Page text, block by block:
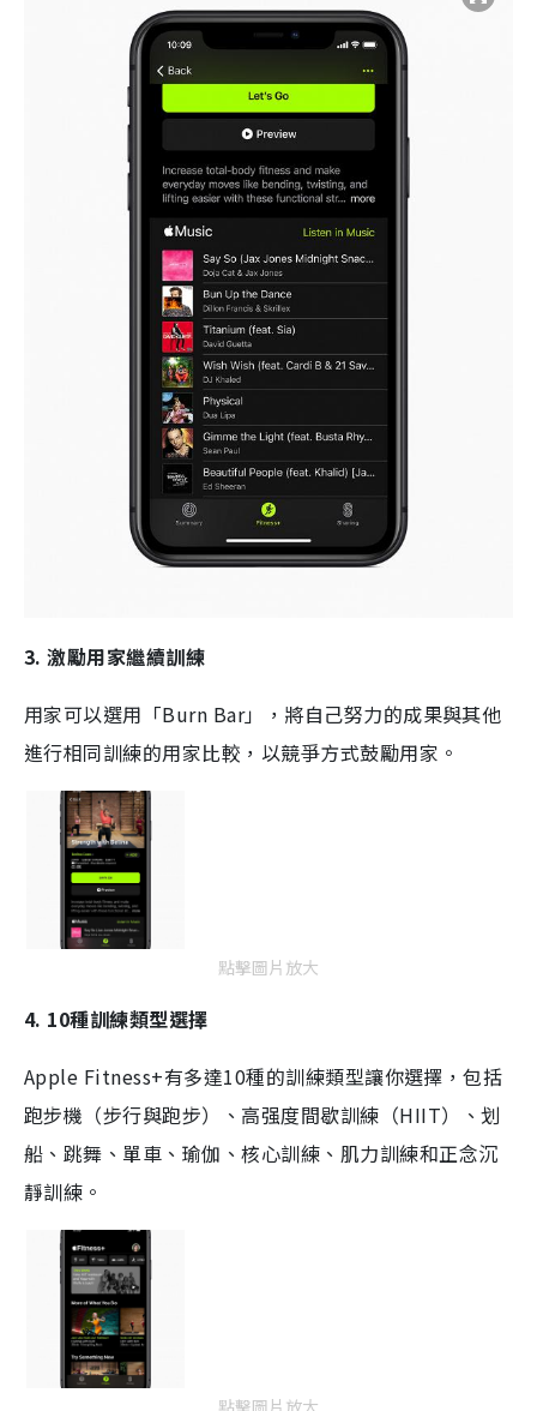
3. 激勵用家繼續訓練
用家可以選用「Burn Bar」，將自己努力的成果與其他
進行相同訓練的用家比較，以競爭方式鼓勵用家。
點擊圖片放大
4. 10種訓練類型選擇
Apple Fitness+有多達10種的訓練類型讓你選擇，包括
跑步機（步行與跑步）、高强度間歇訓練（HIIT）、划
船、跳舞、單車、瑜伽、核心訓練、肌力訓練和正念沉
靜訓練。
點擊圖片放大